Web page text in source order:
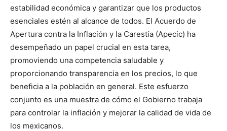
estabilidad económica y garantizar que los productos
esenciales estén al alcance de todos. El Acuerdo de
Apertura contra la Inflación y la Carestía (Apecic) ha
desempeñado un papel crucial en esta tarea,
promoviendo una competencia saludable y
proporcionando transparencia en los precios, lo que
beneficia a la población en general. Este esfuerzo
conjunto es una muestra de cómo el Gobierno trabaja
para controlar la inflación y mejorar la calidad de vida de
los mexicanos.